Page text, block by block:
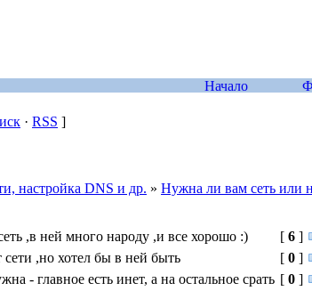
· RSS ]
настройка DNS и др. » Нужна ли вам сеть или
,в ней много народу ,и все хорошо :) [ 6 ]
,но хотел бы в ней быть [ 0 ]
- главное есть инет, а на остальное срать [ 0 ]